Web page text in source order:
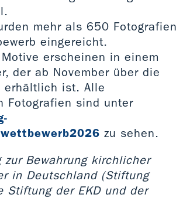
mehr als 650 Fotografien
eingereicht.
erscheinen in einem
der ab November über die
erhältlich ist. Alle
Fotografien sind unter
zu sehen.
zur Bewahrung kirchlicher
in Deutschland (Stiftung
Stiftung der EKD und der